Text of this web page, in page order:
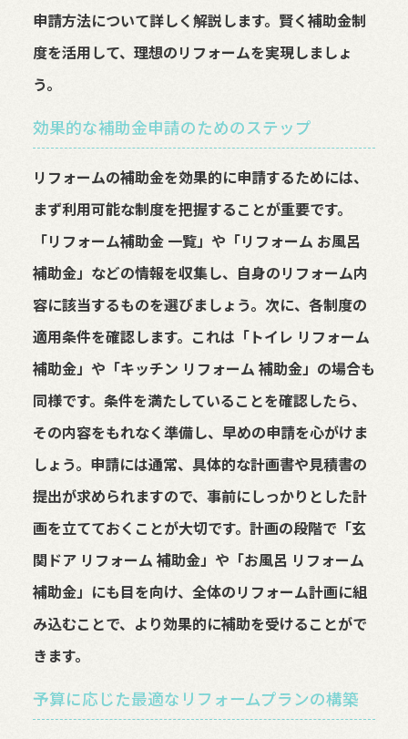
申請方法について詳しく解説します。賢く補助金制
度を活用して、理想のリフォームを実現しましょ
う。
効果的な補助金申請のためのステップ
リフォームの補助金を効果的に申請するためには、
まず利用可能な制度を把握することが重要です。
「リフォーム補助金 一覧」や「リフォーム お風呂
補助金」などの情報を収集し、自身のリフォーム内
容に該当するものを選びましょう。次に、各制度の
適用条件を確認します。これは「トイレ リフォーム
補助金」や「キッチン リフォーム 補助金」の場合も
同様です。条件を満たしていることを確認したら、
その内容をもれなく準備し、早めの申請を心がけま
しょう。申請には通常、具体的な計画書や見積書の
提出が求められますので、事前にしっかりとした計
画を立てておくことが大切です。計画の段階で「玄
関ドア リフォーム 補助金」や「お風呂 リフォーム
補助金」にも目を向け、全体のリフォーム計画に組
み込むことで、より効果的に補助を受けることがで
きます。
予算に応じた最適なリフォームプランの構築